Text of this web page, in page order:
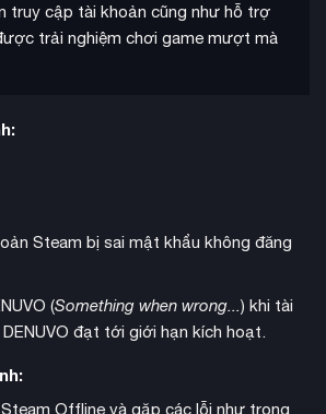
gồm Northern Lords (thời đại Viking),
Iberia) và Legacy of Persia (di sản Ba
truy cập tài khoản cũng như hỗ trợ
trải nghiệm chơi game mượt mà
Steam bị sai mật khẩu không đăng
(Something when wrong...) khi tài
đạt tới giới hạn kích hoạt.
Offline và gặp các lỗi như trong